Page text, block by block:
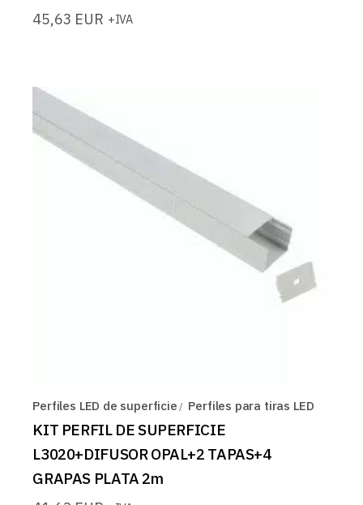
45,63 EUR +IVA
Perfiles LED de superficie Perfiles para tiras LED
KIT PERFIL DE SUPERFICIE
L3020+DIFUSOR OPAL+2 TAPAS+4
GRAPAS PLATA 2m